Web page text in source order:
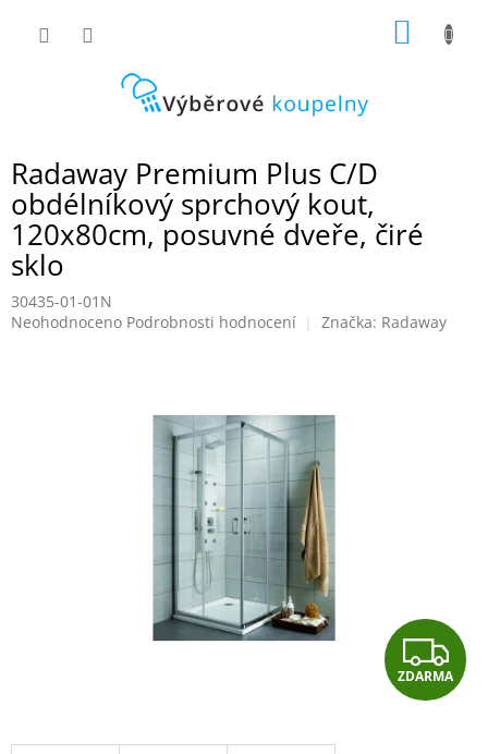
Radaway Premium Plus C/D
obdélníkový sprchový kout,
120x80cm, posuvné dveře, čiré
sklo
30435-01-01N
Průměrné
Neohodnoceno Podrobnosti hodnocení Značka: Radaway
Z
D
ZDARMA